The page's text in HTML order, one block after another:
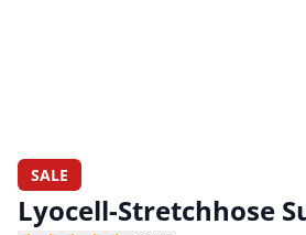
SALE
Lyocell-Stretchhose